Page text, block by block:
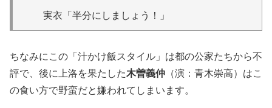
実衣「半分にしましょう！」
ちなみにこの「汁かけ飯スタイル」は都の公家たちから不
評で、後に上洛を果たした木曽義仲 （演：青木崇高）はこ
の食い方で野蛮だと嫌われてしまいます。